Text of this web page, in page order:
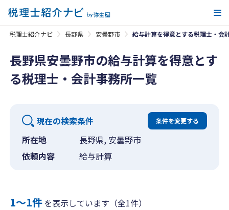
税理士紹介ナビ 長野県 安曇野市 給与計算を得意とする税理士・会
長野県安曇野市の給与計算を得意とす
る税理士・会計事務所一覧
現在の検索条件 条件を変更する
所在地
長野県, 安曇野市
依頼内容
給与計算
1〜1件を表示しています（全1件）